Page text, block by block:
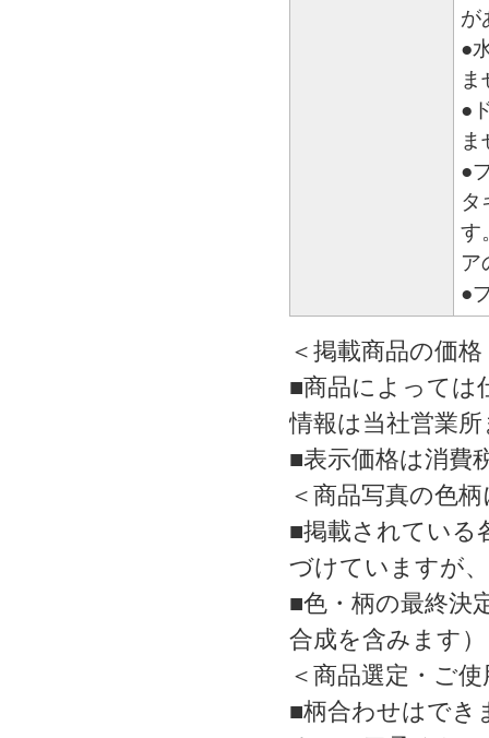
が
●
ま
●
●
タ
す
ア
●
＜掲載商品の価
■商品によっては
情報は当社営業
■表示価格は消費
＜商品写真の色
■掲載されている
づけていますが
■色・柄の最終決
合成を含みます）
＜商品選定・ご
■柄合わせはでき